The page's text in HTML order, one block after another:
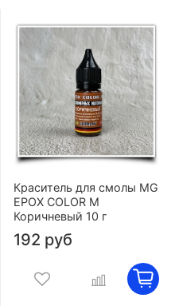
Краситель для смолы MG
EPOX COLOR M
Коричневый 10 г
192 руб